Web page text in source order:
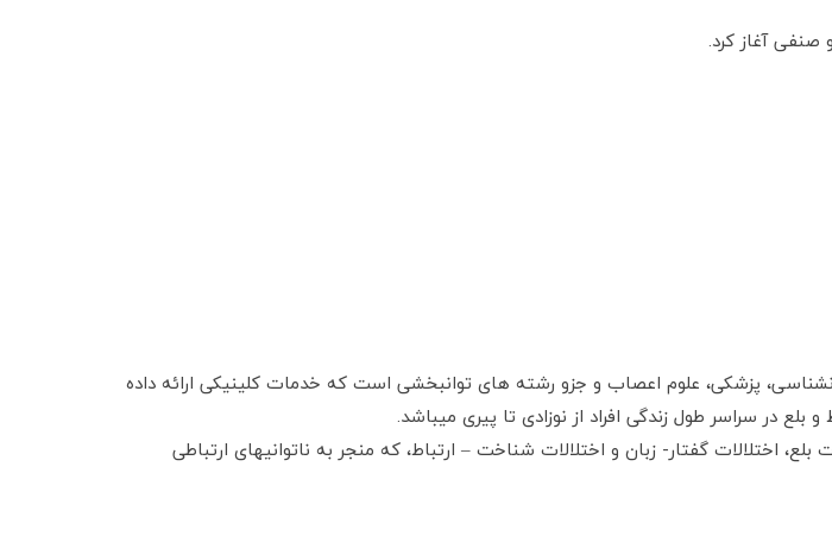
پزشکی، علوم اعصاب و جزو رشته های توانبخشی است که خدمات کلینیکی ارائه داده
در سراسر طول زندگی افراد از نوزادی تا پیری میباشد.
گفتار- زبان و اختلالات شناخت – ارتباط، که منجر به ناتوانیهای ارتباطی